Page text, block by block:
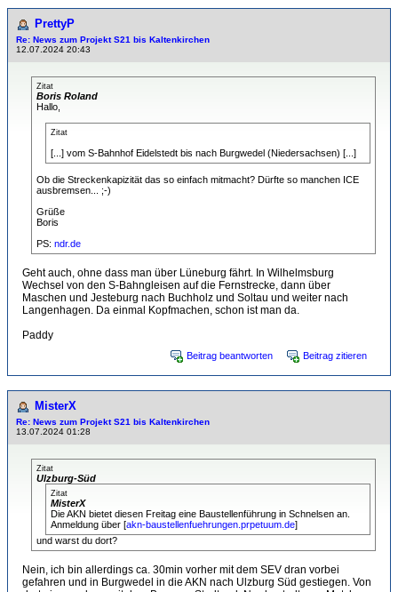
PrettyP
Re: News zum Projekt S21 bis Kaltenkirchen
12.07.2024 20:43
Zitat
Boris Roland
Hallo,
Zitat
[...] vom S-Bahnhof Eidelstedt bis nach Burgwedel (Niedersachsen) [...]
Ob die Streckenkapizität das so einfach mitmacht? Dürfte so manchen ICE
ausbremsen... ;-)
Grüße
Boris
PS: ndr.de
Geht auch, ohne dass man über Lüneburg fährt. In Wilhelmsburg
Wechsel von den S-Bahngleisen auf die Fernstrecke, dann über
Maschen und Jesteburg nach Buchholz und Soltau und weiter nach
Langenhagen. Da einmal Kopfmachen, schon ist man da.
Paddy
Beitrag beantworten Beitrag zitieren
MisterX
Re: News zum Projekt S21 bis Kaltenkirchen
13.07.2024 01:28
Zitat
Ulzburg-Süd
Zitat
MisterX
Die AKN bietet diesen Freitag eine Baustellenführung in Schnelsen an.
Anmeldung über [akn-baustellenfuehrungen.prpetuum.de]
und warst du dort?
Nein, ich bin allerdings ca. 30min vorher mit dem SEV dran vorbei
gefahren und in Burgwedel in die AKN nach Ulzburg Süd gestiegen. Von